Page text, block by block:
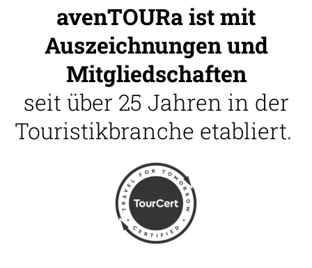
avenTOURa ist mit
Auszeichnungen und
Mitgliedschaften
seit über 25 Jahren in der
Touristikbranche etabliert.